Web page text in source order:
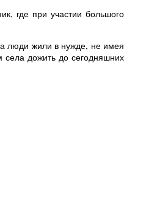
где при участии большого
люди жили в нужде, не имея
села дожить до сегодняшних